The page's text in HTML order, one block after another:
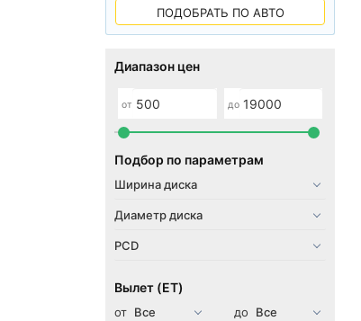
ПОДОБРАТЬ ПО АВТО
Диапазон цен
от до
Подбор по параметрам
Вылет (ET)
от до